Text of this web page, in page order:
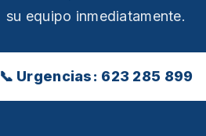
su equipo inmediatamente.
📞 Urgencias: 623 285 899